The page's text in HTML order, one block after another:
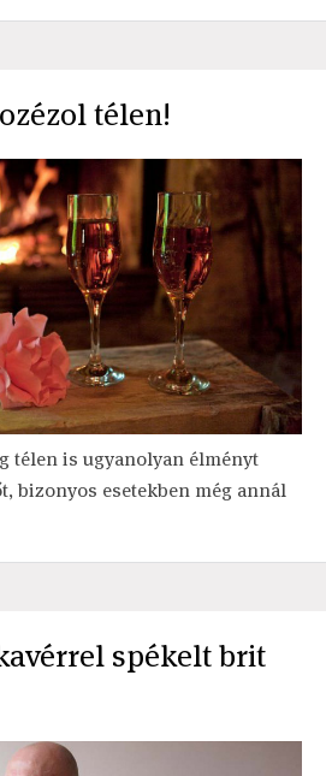
télen!
télen is ugyanolyan élményt
bizonyos esetekben még annál
spékelt brit